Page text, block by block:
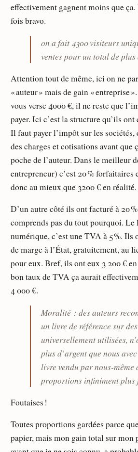
effectivement gagnent moins que
fois bravo.
on a fait 4300 visiteurs
ventes pour un total de
Attention tout de même, ici on ne
« auteur » mais de gain « entreprise
vous verse 4000 €, il ne reste que
payer. Ici c’est la structure qu’ils
Il faut payer l’impôt sur les
des charges et cotisations avant que
poche de l’auteur. Dans le meilleur
entrepreneur) c’est 20 % forfaitaires
donc au mieux que 3200 € en réalité.
D’un autre côté ils ont facturé à 20
comprends pas du tout pourquoi.
numérique, c’est une TVA à 5 %. Ils
de marge à l’État, gratuitement, au
pour eux. Bref, ils ont eux 3 200 €
bon taux de TVA ça aurait
4 000 €.
Moralité : des auteurs
un livre de référence sur
universellement utilisées,
plus d’argent que nous
livre vendu par nous-même
proportions infiniment plus
Foutaises !
Toutes proportions gardées parce
papier, mais mon gain total sur mon